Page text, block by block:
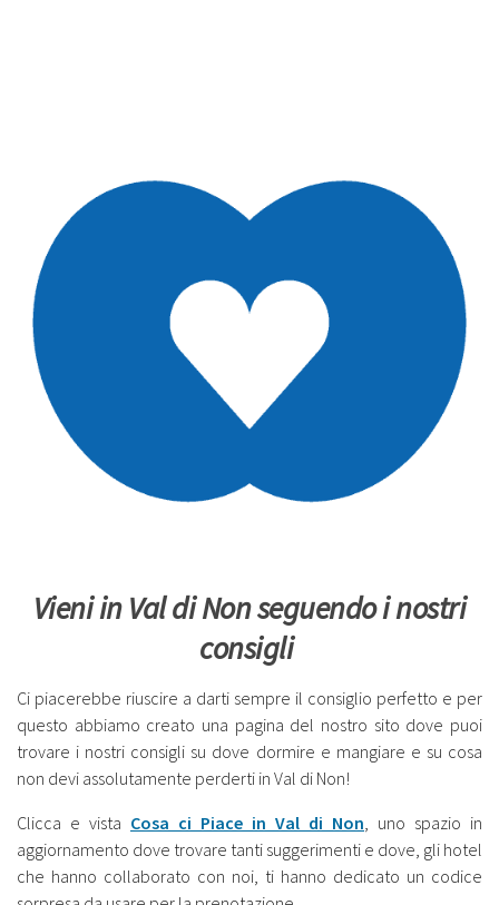
Vieni in Val di Non seguendo i nostri
consigli
Ci piacerebbe riuscire a darti sempre il consiglio perfetto e per
questo abbiamo creato una pagina del nostro sito dove puoi
trovare i nostri consigli su dove dormire e mangiare e su cosa
non devi assolutamente perderti in Val di Non!
Clicca e vista Cosa ci Piace in Val di Non, uno spazio in
aggiornamento dove trovare tanti suggerimenti e dove, gli hotel
che hanno collaborato con noi, ti hanno dedicato un codice